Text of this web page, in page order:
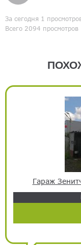
За сегодня 1
Всего 2094 просмотров
Гараж